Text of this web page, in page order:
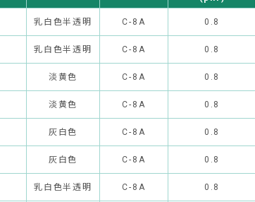
乳白色半透明 C-8A 0.8
乳白色半透明 C-8A 0.8
淡黄色 C-8A 0.8
淡黄色 C-8A 0.8
灰白色 C-8A 0.8
灰白色 C-8A 0.8
乳白色半透明 C-8A 0.8